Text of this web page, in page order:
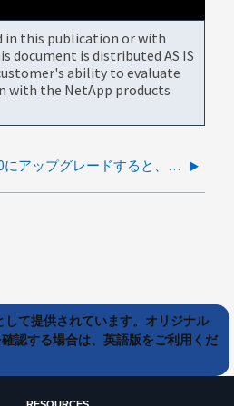
in this publication or with
document is distributed AS IS
ability to evaluate
with the NetApp products
Nimbleファームウェアを4.0にアップグレードすると、Cloud Insights でNimbleストレージのパフォーマンスが低下する
て提供されています。オリジナル
認する場合は、英語版をご利用くだ